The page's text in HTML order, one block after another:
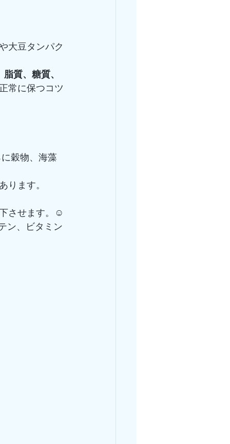
大豆タンパク
質、糖質、
常に保つコツ
穀物、海藻
ます。
させます。☺️
ン、ビタミン